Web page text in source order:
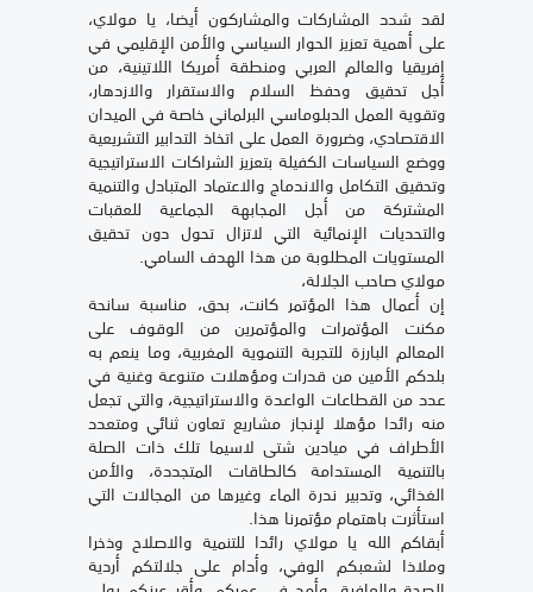
لقد شدد المشاركات والمشاركون أيضا، يا مولاي،
على أهمية تعزيز الحوار السياسي والأمن الإقليمي في
إفريقيا والعالم العربي ومنطقة أمريكا اللاتينية، من
أجل تحقيق وحفظ السلام والاستقرار والازدهار،
وتقوية العمل الدبلوماسي البرلماني خاصة في الميدان
الاقتصادي، وضرورة العمل على اتخاذ التدابير التشريعية
ووضع السياسات الكفيلة بتعزيز الشراكات الاستراتيجية
وتحقيق التكامل والاندماج والاعتماد المتبادل والتنمية
المشتركة من أجل المجابهة الجماعية للعقبات
والتحديات الإنمائية التي لاتزال تحول دون تحقيق
المستويات المطلوبة من هذا الهدف السامي.
مولاي صاحب الجلالة،
إن أعمال هذا المؤتمر كانت، بحق، مناسبة سانحة
مكنت المؤتمرات والمؤتمرين من الوقوف على
المعالم البارزة للتجربة التنموية المغربية، وما ينعم به
بلدكم الأمين من قدرات ومؤهلات متنوعة وغنية في
عدد من القطاعات الواعدة والاستراتيجية، والتي تجعل
منه رائدا مؤهلا لإنجاز مشاريع تعاون ثنائي ومتعدد
الأطراف في ميادين شتى لاسيما تلك ذات الصلة
بالتنمية المستدامة كالطاقات المتجددة، والأمن
الغذائي، وتدبير ندرة الماء وغيرها من المجالات التي
استأثرت باهتمام مؤتمرنا هذا.
أبقاكم الله يا مولاي رائدا للتنمية والاصلاح وذخرا
وملاذا لشعبكم الوفي، وأدام على جلالتكم أردية